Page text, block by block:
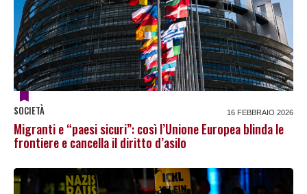
SOCIETÀ 16 FEBBRAIO 2026
Migranti e “paesi sicuri”: così l’Unione Europea blinda le
frontiere e cancella il diritto d’asilo